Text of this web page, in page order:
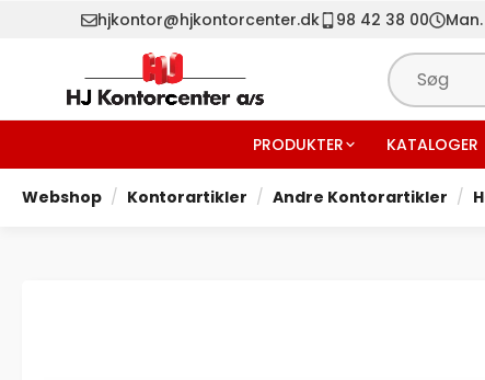
hjkontor@hjkontorcenter.dk 98 42 38 00
PRODUKTER KATALOGER
Webshop Kontorartikler Andre Kontorartikler